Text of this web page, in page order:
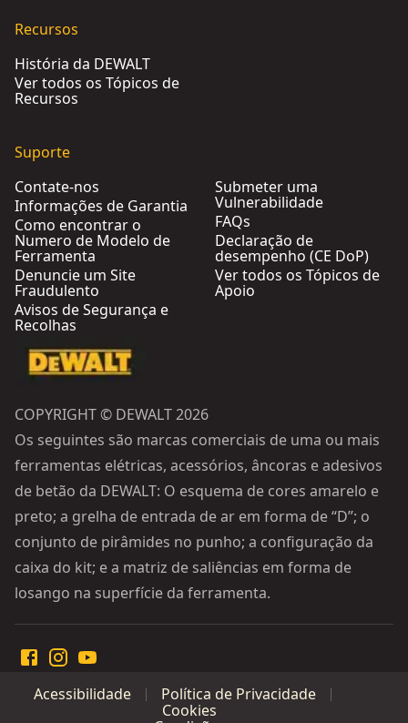
Recursos
História da DEWALT
Ver todos os Tópicos de
Recursos
Suporte
Contate-nos
Informações de Garantia
Como encontrar o
Numero de Modelo de
Ferramenta
Denuncie um Site
Fraudulento
Avisos de Segurança e
Recolhas
Submeter uma
Vulnerabilidade
FAQs
Declaração de
desempenho (CE DoP)
Ver todos os Tópicos de
Apoio
COPYRIGHT © DEWALT 2026
Os seguintes são marcas comerciais de uma ou mais
ferramentas elétricas, acessórios, âncoras e adesivos
de betão da DEWALT: O esquema de cores amarelo e
preto; a grelha de entrada de ar em forma de “D”; o
conjunto de pirâmides no punho; a configuração da
caixa do kit; e a matriz de saliências em forma de
losango na superfície da ferramenta.
Acessibilidade
Política de Privacidade
Cookies